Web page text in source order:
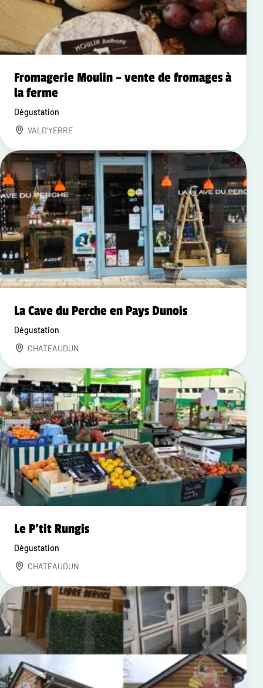
Fromagerie Moulin – vente de fromages à
la ferme
Dégustation
VALD'YERRE
La Cave du Perche en Pays Dunois
Dégustation
CHATEAUDUN
Le P'tit Rungis
Dégustation
CHATEAUDUN